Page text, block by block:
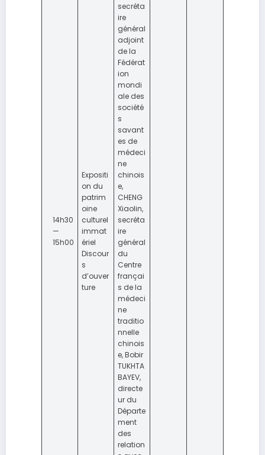
14h30
—
15h00
Expositi
on du
patrim
oine
culturel
immat
ériel
Discour
s
d’ouver
ture
secréta
ire
général
adjoint
de la
Fédérat
ion
mondi
ale des
société
s
savant
es de
médeci
ne
chinois
e,
CHENG
Xiaolin,
secréta
ire
général
du
Centre
françai
s de la
médeci
ne
traditio
nnelle
chinois
e, Bobir
TUKHTA
BAYEV,
directe
ur du
Départe
ment
des
relation